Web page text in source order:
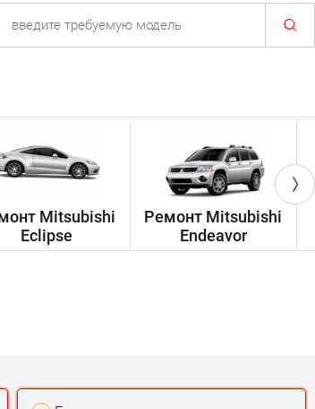
Mitsubishi
Eclipse
Ремонт Mitsubishi
Endeavor